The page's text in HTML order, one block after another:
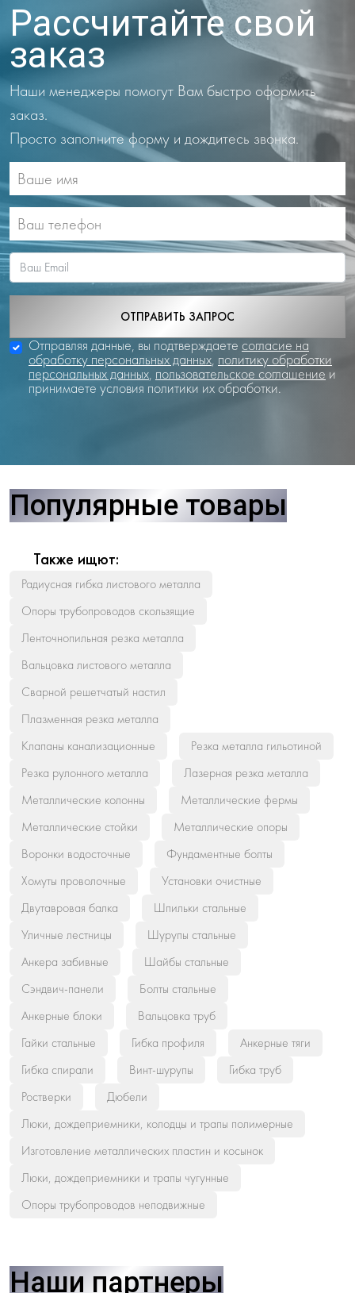
Рассчитайте свой
заказ
Наши менеджеры помогут Вам быстро оформить
заказ.
Просто заполните форму и дождитесь звонка.
ОТПРАВИТЬ ЗАПРОС
Отправляя данные, вы подтверждаете согласие на
обработку персональных данных, политику обработки
персональных данных, пользовательское соглашение и
принимаете условия политики их обработки.
Популярные товары
Также ищют:
Радиусная гибка листового металла
Опоры трубопроводов скользящие
Ленточнопильная резка металла
Вальцовка листового металла
Сварной решетчатый настил
Плазменная резка металла
Клапаны канализационные
Резка металла гильотиной
Резка рулонного металла
Лазерная резка металла
Металлические колонны
Металлические фермы
Металлические стойки
Металлические опоры
Воронки водосточные
Фундаментные болты
Хомуты проволочные
Установки очистные
Двутавровая балка
Шпильки стальные
Уличные лестницы
Шурупы стальные
Анкера забивные
Шайбы стальные
Сэндвич-панели
Болты стальные
Анкерные блоки
Вальцовка труб
Гайки стальные
Гибка профиля
Анкерные тяги
Гибка спирали
Винт-шурупы
Гибка труб
Ростверки
Дюбели
Люки, дождеприемники, колодцы и трапы полимерные
Изготовление металлических пластин и косынок
Люки, дождеприемники и трапы чугунные
Опоры трубопроводов неподвижные
Наши партнеры